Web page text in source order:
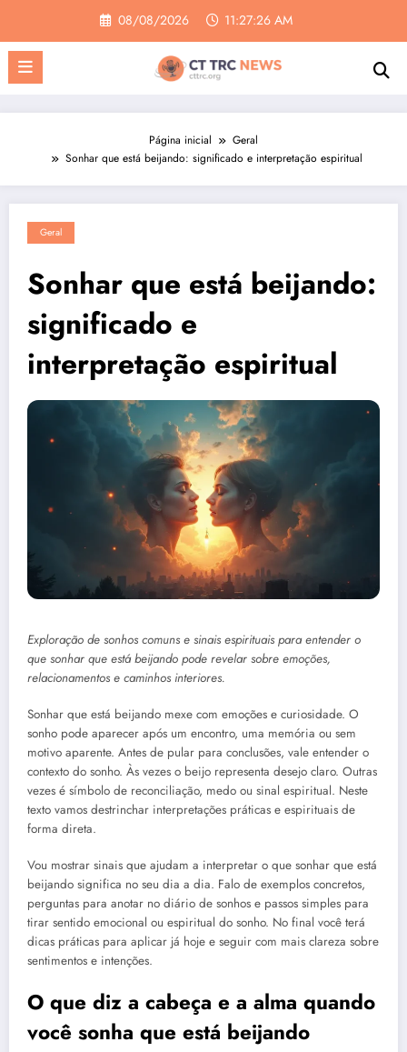
o
conteúdo
08/08/2026 11:27:27 AM
Página inicial
Geral
Sonhar que está beijando: significado e interpretação espiritual
Geral
Sonhar que está beijando:
significado e
interpretação espiritual
Exploração de sonhos comuns e sinais espirituais para entender o
que sonhar que está beijando pode revelar sobre emoções,
relacionamentos e caminhos interiores.
Sonhar que está beijando mexe com emoções e curiosidade. O
sonho pode aparecer após um encontro, uma memória ou sem
motivo aparente. Antes de pular para conclusões, vale entender o
contexto do sonho. Às vezes o beijo representa desejo claro. Outras
vezes é símbolo de reconciliação, medo ou sinal espiritual. Neste
texto vamos destrinchar interpretações práticas e espirituais de
forma direta.
Vou mostrar sinais que ajudam a interpretar o que sonhar que está
beijando significa no seu dia a dia. Falo de exemplos concretos,
perguntas para anotar no diário de sonhos e passos simples para
tirar sentido emocional ou espiritual do sonho. No final você terá
dicas práticas para aplicar já hoje e seguir com mais clareza sobre
sentimentos e intenções.
O que diz a cabeça e a alma quando
você sonha que está beijando